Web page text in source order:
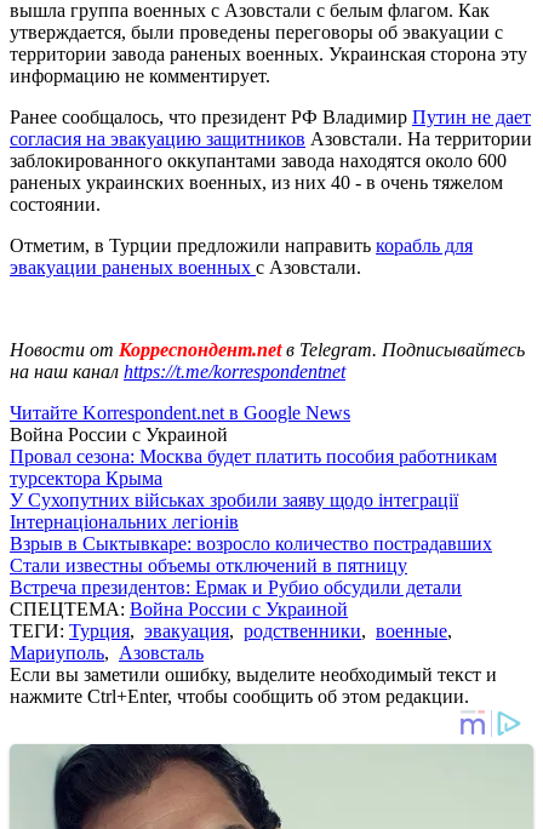
вышла группа военных с Азовстали с белым флагом. Как
утверждается, были проведены переговоры об эвакуации с
территории завода раненых военных. Украинская сторона эту
информацию не комментирует.
Ранее сообщалось, что президент РФ Владимир Путин не дает
согласия на эвакуацию защитников Азовстали. На территории
заблокированного оккупантами завода находятся около 600
раненых украинских военных, из них 40 - в очень тяжелом
состоянии.
Отметим, в Турции предложили направить корабль для
эвакуации раненых военных с Азовстали.
Новости от Корреспондент.netв Telegram. Подписывайтесь
на наш канал https://t.me/korrespondentnet
Читайте Korrespondent.net в Google News
Война России с Украиной
Провал сезона: Москва будет платить пособия работникам
турсектора Крыма
У Сухопутних військах зробили заяву щодо інтеграції
Інтернаціональних легіонів
Взрыв в Сыктывкаре: возросло количество пострадавших
Стали известны объемы отключений в пятницу
Встреча президентов: Ермак и Рубио обсудили детали
СПЕЦТЕМА: Война России с Украиной
ТЕГИ: Турция, эвакуация, родственники, военные,
Мариуполь, Азовсталь
Если вы заметили ошибку, выделите необходимый текст и
нажмите Ctrl+Enter, чтобы сообщить об этом редакции.